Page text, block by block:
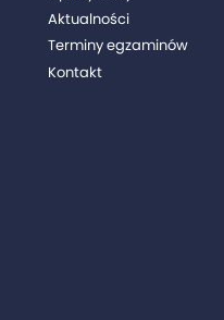
Aktualności
Terminy egzaminów
Kontakt